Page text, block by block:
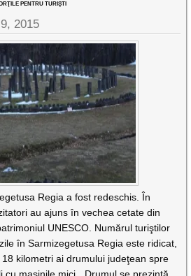
PENTRU TURIŞTI
2015
Regia a fost redeschis. În
au ajuns în vechea cetate din
UNESCO. Numărul turiştilor
în Sarmizegetusa Regia este ridicat,
kilometri ai drumului judeţean spre